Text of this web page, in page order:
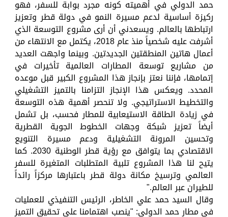
حمد الدولي في أهميته كونه مجرد بوابة للسفر، فهو
ركيزة أساسية لدعم مسيرة النمو في دولة قطر وتعزيز
ارتباطها بالعالم. ويسعدني أن أرى مشروع التوسعة الذي
أشرفت عليه شخصياً منذ عام 2018، يكتمل مع الانتهاء من
أعمال هاتين المنطقتين الجديدتين. وبينما واجهت العديد
من مشاريع توسعة المطارات العالمية تأخيرات في
إتمامها، فإننا نعتز بإنجاز هذا المشروع الكبير قبل موعده
المحدد. ويعكس هذا الإنجاز التزامنا بالتميز التشغيلي
والتخطيط الاستراتيجي. ولا تنحصر أهمية هذه التوسعة
في زيادة الطاقة الاستيعابية للمطار فحسب، بل تشمل
أيضاً تعزيز شبكة وجهات الخطوط الجوية القطرية
وتحسين المرونة التشغيلية ودعم مسيرة التنويع
الاقتصادي بما يتوافق مع رؤية قطر الوطنية 2030. كما
يتيح لنا هذا المشروع تلبية المتطلبات المتغيرة للسفر
العالمي وترسيخ مكانة دولة قطر باعتبارها مركزاً رائداً
للطيران عبر العالم."
وقال السيد حمد علي الخاطر، الرئيس التنفيذي للعمليات
في مطار حمد الدولي: "ينصب اهتمامنا على تحقيق التميز